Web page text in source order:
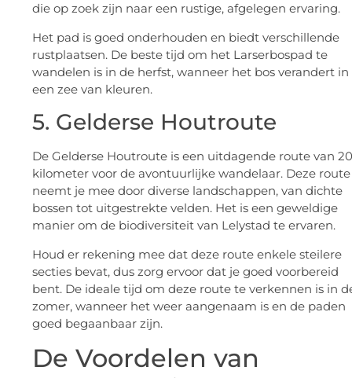
die op zoek zijn naar een rustige, afgelegen ervaring.
Het pad is goed onderhouden en biedt verschillende
rustplaatsen. De beste tijd om het Larserbospad te
wandelen is in de herfst, wanneer het bos verandert in
een zee van kleuren.
5. Gelderse Houtroute
De Gelderse Houtroute is een uitdagende route van 20
kilometer voor de avontuurlijke wandelaar. Deze route
neemt je mee door diverse landschappen, van dichte
bossen tot uitgestrekte velden. Het is een geweldige
manier om de biodiversiteit van Lelystad te ervaren.
Houd er rekening mee dat deze route enkele steilere
secties bevat, dus zorg ervoor dat je goed voorbereid
bent. De ideale tijd om deze route te verkennen is in
zomer, wanneer het weer aangenaam is en de paden
goed begaanbaar zijn.
De Voordelen van